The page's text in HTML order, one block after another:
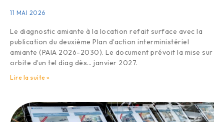
11 MAI 2026
Le diagnostic amiante à la location refait surface avec la
publication du deuxième Plan d’action interministériel
amiante (PAIA 2026-2030). Le document prévoit la mise sur
orbite d’un tel diag dès… janvier 2027.
Lire la suite »